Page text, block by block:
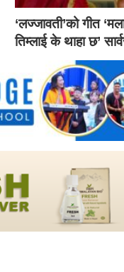
‘लज्जावती’को गीत
तिम्लाई के थाहा छ’